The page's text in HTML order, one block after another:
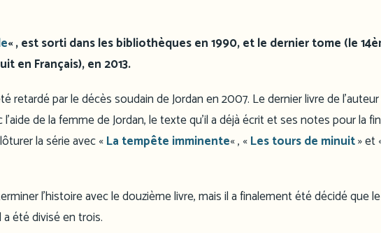
« , est sorti dans les bibliothèques en 1990, et le dernier tome (le
en Français), en 2013.
retardé par le décès soudain de Jordan en 2007. Le dernier livre de
de la femme de Jordan, le texte qu’il a déjà écrit et ses notes pour la
la série avec «La tempête imminente« , «Les tours de minuit» et
l’histoire avec le douzième livre, mais il a finalement été décidé que
été divisé en trois.